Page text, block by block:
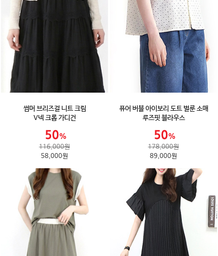
썸머 브리즈걸 니트 크림
V넥 크롭 가디건
116,000원
58,000원
퓨어 버블 아이보리 도트 벌룬 소매
루즈핏 블라우스
178,000원
89,000원